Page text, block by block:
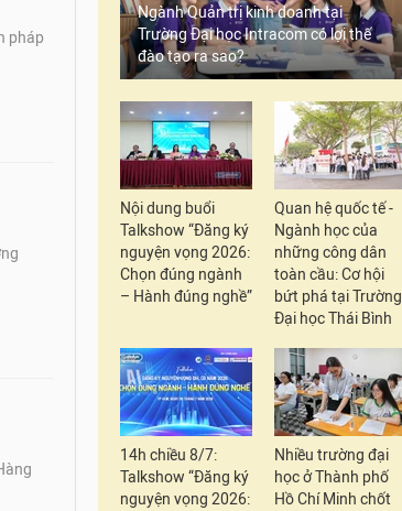
pháp
Ngành Quản trị kinh doanh tại
Trường Đại học Intracom có lợi thế
đào tạo ra sao?
Nội dung buổi
Talkshow “Đăng ký
nguyện vọng 2026:
Chọn đúng ngành
– Hành đúng nghề”
Quan hệ quốc tế -
Ngành học của
những công dân
toàn cầu: Cơ hội
bứt phá tại Trường
Đại học Thái Bình
14h chiều 8/7:
Talkshow “Đăng ký
nguyện vọng 2026:
Nhiều trường đại
học ở Thành phố
Hồ Chí Minh chốt